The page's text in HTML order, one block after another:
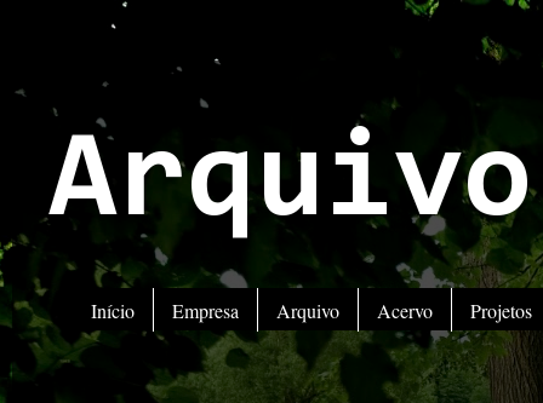
Início Empresa Arquivo Acervo Projetos